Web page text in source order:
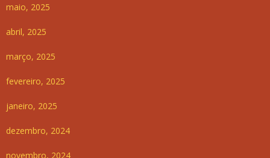
maio, 2025
abril, 2025
março, 2025
fevereiro, 2025
janeiro, 2025
dezembro, 2024
novembro, 2024